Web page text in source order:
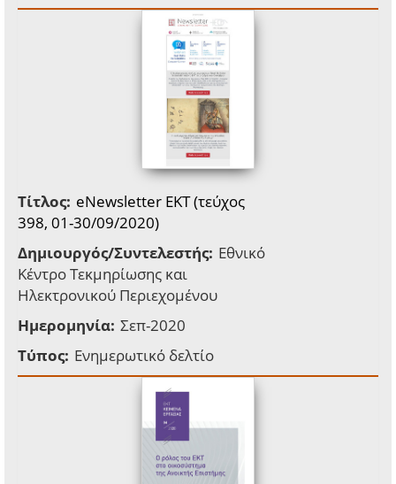
Τίτλος: eNewsletter EKT (τεύχος
398, 01-30/09/2020)
Δημιουργός/Συντελεστής: Εθνικό
Κέντρο Τεκμηρίωσης και
Ηλεκτρονικού Περιεχομένου
Ημερομηνία: Σεπ-2020
Τύπος: Ενημερωτικό δελτίο